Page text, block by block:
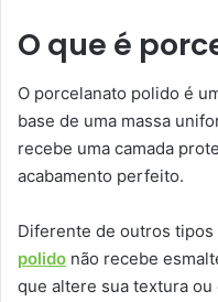
O que é
O porcelanato polido é
base de uma massa
recebe uma camada
acabamento perfeito.
Diferente de outros tipos
polido não recebe
que altere sua textura